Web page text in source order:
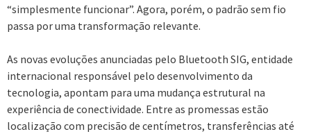
“simplesmente funcionar”. Agora, porém, o padrão sem fio
passa por uma transformação relevante.
As novas evoluções anunciadas pelo Bluetooth SIG, entidade
internacional responsável pelo desenvolvimento da
tecnologia, apontam para uma mudança estrutural na
experiência de conectividade. Entre as promessas estão
localização com precisão de centímetros, transferências até